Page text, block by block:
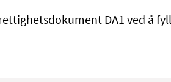
DA1 ved å